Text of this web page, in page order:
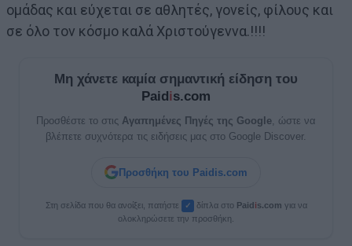
ομάδας και εύχεται σε αθλητές, γονείς, φίλους και
σε όλο τον κόσμο καλά Χριστούγεννα.!!!!
Μη χάνετε καμία σημαντική είδηση του
Paidis.com
Προσθέστε το στις Αγαπημένες Πηγές της Google , ώστε να
βλέπετε συχνότερα τις ειδήσεις μας στο Google Discover.
Προσθήκη του Paidis.com
Στη σελίδα που θα ανοίξει, πατήστε ✓ δίπλα στο Paidis.com για να
ολοκληρώσετε την προσθήκη.